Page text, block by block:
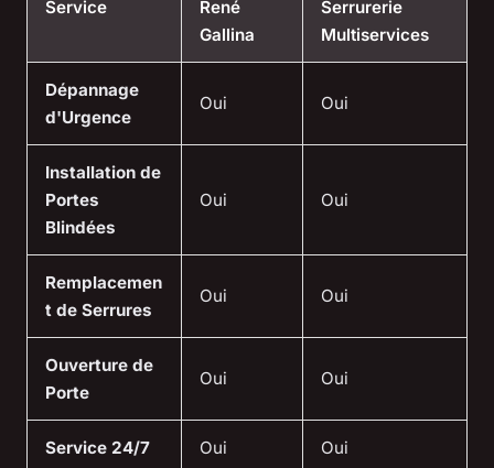
Service
René
Gallina
Serrurerie
Multiservices
Dépannage
d'Urgence
Oui Oui
Installation de
Portes
Blindées
Oui Oui
Remplacemen
t de Serrures
Oui Oui
Ouverture de
Porte
Oui Oui
Service 24/7 Oui Oui